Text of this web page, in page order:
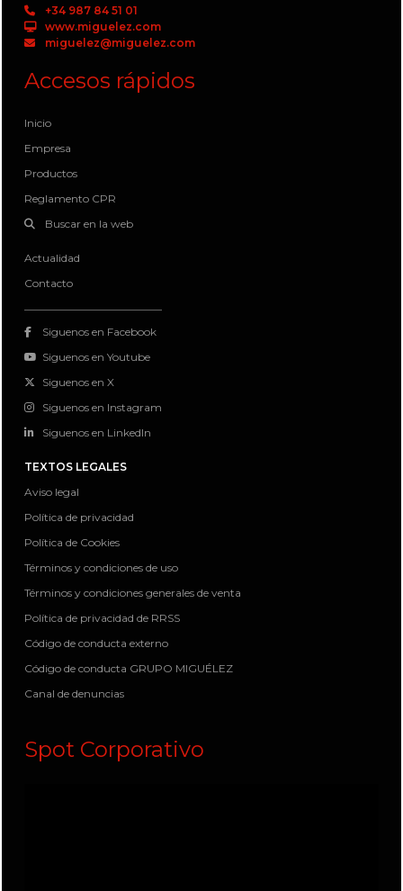
+34 987 84 51 01
www.miguelez.com
miguelez@miguelez.com
Accesos rápidos
Inicio
Empresa
Productos
Reglamento CPR
Buscar en la web
Actualidad
Contacto
Siguenos en Facebook
Siguenos en Youtube
Siguenos en X
Siguenos en Instagram
Siguenos en LinkedIn
TEXTOS LEGALES
Aviso legal
Política de privacidad
Política de Cookies
Términos y condiciones de uso
Términos y condiciones generales de venta
Política de privacidad de RRSS
Código de conducta externo
Código de conducta GRUPO MIGUÉLEZ
Canal de denuncias
Spot Corporativo